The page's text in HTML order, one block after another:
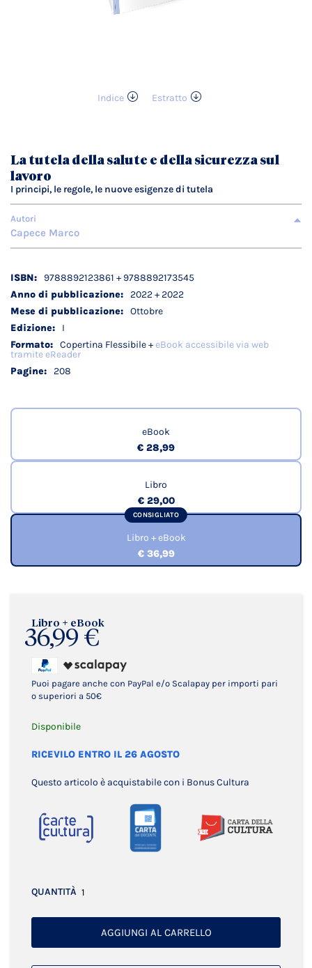
Indice
Estratto
galleria
di
immagini
Libro + eBook
36,99 €
Puoi pagare anche con PayPal e/o Scalapay per importi pari
o superiori a 50€
Disponibile
RICEVILO ENTRO IL 26 AGOSTO
Questo articolo è acquistabile con i Bonus Cultura
QUANTITÀ
AGGIUNGI AL CARRELLO
La tutela della salute e della sicurezza sul
lavoro
I principi, le regole, le nuove esigenze di tutela
Autori
Capece Marco
Dettagli
tecnici
9788892123861 + 9788892173545
2022 + 2022
Ottobre
I
Copertina Flessibile +eBook accessibile via web
tramite eReader
208
eBook
€ 28,99
Libro
€ 29,00
CONSIGLIATO
Libro + eBook
€ 36,99